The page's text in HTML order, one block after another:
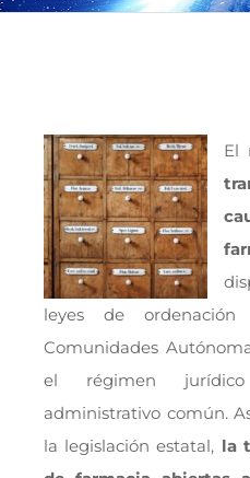
El
leyes de
Comunidades
el régimen
administrativo común.
la legislación estatal, la